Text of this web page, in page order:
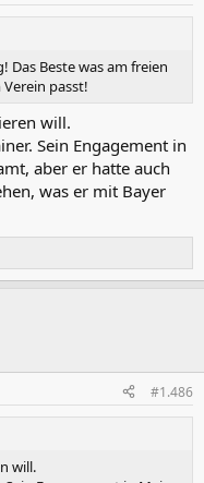
Das Beste was am freien
passt!
will.
Sein Engagement in
aber er hatte auch
was er mit Bayer
#1.486
will.